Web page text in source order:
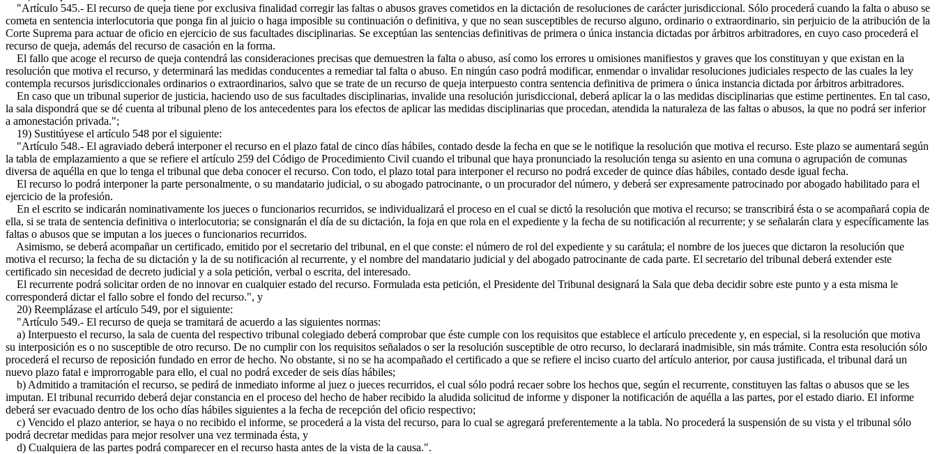
"Artículo 545.- El recurso de queja tiene por exclusiva finalidad corregir las faltas o abusos graves cometidos en la dictación de resoluciones de carácter jurisdiccional. Sólo procederá cuando la falta o abuso se
cometa en sentencia interlocutoria que ponga fin al juicio o haga imposible su continuación o definitiva, y que no sean susceptibles de recurso alguno, ordinario o extraordinario, sin perjuicio de la atribución de la
Corte Suprema para actuar de oficio en ejercicio de sus facultades disciplinarias. Se exceptúan las sentencias definitivas de primera o única instancia dictadas por árbitros arbitradores, en cuyo caso procederá el
recurso de queja, además del recurso de casación en la forma.
El fallo que acoge el recurso de queja contendrá las consideraciones precisas que demuestren la falta o abuso, así como los errores u omisiones manifiestos y graves que los constituyan y que existan en la
resolución que motiva el recurso, y determinará las medidas conducentes a remediar tal falta o abuso. En ningún caso podrá modificar, enmendar o invalidar resoluciones judiciales respecto de las cuales la ley
contempla recursos jurisdiccionales ordinarios o extraordinarios, salvo que se trate de un recurso de queja interpuesto contra sentencia definitiva de primera o única instancia dictada por árbitros arbitradores.
En caso que un tribunal superior de justicia, haciendo uso de sus facultades disciplinarias, invalide una resolución jurisdiccional, deberá aplicar la o las medidas disciplinarias que estime pertinentes. En tal caso,
la sala dispondrá que se dé cuenta al tribunal pleno de los antecedentes para los efectos de aplicar las medidas disciplinarias que procedan, atendida la naturaleza de las faltas o abusos, la que no podrá ser inferior
a amonestación privada.";
19) Sustitúyese el artículo 548 por el siguiente:
"Artículo 548.- El agraviado deberá interponer el recurso en el plazo fatal de cinco días hábiles, contado desde la fecha en que se le notifique la resolución que motiva el recurso. Este plazo se aumentará según
la tabla de emplazamiento a que se refiere el artículo 259 del Código de Procedimiento Civil cuando el tribunal que haya pronunciado la resolución tenga su asiento en una comuna o agrupación de comunas
diversa de aquélla en que lo tenga el tribunal que deba conocer el recurso. Con todo, el plazo total para interponer el recurso no podrá exceder de quince días hábiles, contado desde igual fecha.
El recurso lo podrá interponer la parte personalmente, o su mandatario judicial, o su abogado patrocinante, o un procurador del número, y deberá ser expresamente patrocinado por abogado habilitado para el
ejercicio de la profesión.
En el escrito se indicarán nominativamente los jueces o funcionarios recurridos, se individualizará el proceso en el cual se dictó la resolución que motiva el recurso; se transcribirá ésta o se acompañará copia de
ella, si se trata de sentencia definitiva o interlocutoria; se consignarán el día de su dictación, la foja en que rola en el expediente y la fecha de su notificación al recurrente; y se señalarán clara y específicamente las
faltas o abusos que se imputan a los jueces o funcionarios recurridos.
Asimismo, se deberá acompañar un certificado, emitido por el secretario del tribunal, en el que conste: el número de rol del expediente y su carátula; el nombre de los jueces que dictaron la resolución que
motiva el recurso; la fecha de su dictación y la de su notificación al recurrente, y el nombre del mandatario judicial y del abogado patrocinante de cada parte. El secretario del tribunal deberá extender este
certificado sin necesidad de decreto judicial y a sola petición, verbal o escrita, del interesado.
El recurrente podrá solicitar orden de no innovar en cualquier estado del recurso. Formulada esta petición, el Presidente del Tribunal designará la Sala que deba decidir sobre este punto y a esta misma le
corresponderá dictar el fallo sobre el fondo del recurso.", y
20) Reemplázase el artículo 549, por el siguiente:
"Artículo 549.- El recurso de queja se tramitará de acuerdo a las siguientes normas:
a) Interpuesto el recurso, la sala de cuenta del respectivo tribunal colegiado deberá comprobar que éste cumple con los requisitos que establece el artículo precedente y, en especial, si la resolución que motiva
su interposición es o no susceptible de otro recurso. De no cumplir con los requisitos señalados o ser la resolución susceptible de otro recurso, lo declarará inadmisible, sin más trámite. Contra esta resolución sólo
procederá el recurso de reposición fundado en error de hecho. No obstante, si no se ha acompañado el certificado a que se refiere el inciso cuarto del artículo anterior, por causa justificada, el tribunal dará un
nuevo plazo fatal e improrrogable para ello, el cual no podrá exceder de seis días hábiles;
b) Admitido a tramitación el recurso, se pedirá de inmediato informe al juez o jueces recurridos, el cual sólo podrá recaer sobre los hechos que, según el recurrente, constituyen las faltas o abusos que se les
imputan. El tribunal recurrido deberá dejar constancia en el proceso del hecho de haber recibido la aludida solicitud de informe y disponer la notificación de aquélla a las partes, por el estado diario. El informe
deberá ser evacuado dentro de los ocho días hábiles siguientes a la fecha de recepción del oficio respectivo;
c) Vencido el plazo anterior, se haya o no recibido el informe, se procederá a la vista del recurso, para lo cual se agregará preferentemente a la tabla. No procederá la suspensión de su vista y el tribunal sólo
podrá decretar medidas para mejor resolver una vez terminada ésta, y
d) Cualquiera de las partes podrá comparecer en el recurso hasta antes de la vista de la causa.".